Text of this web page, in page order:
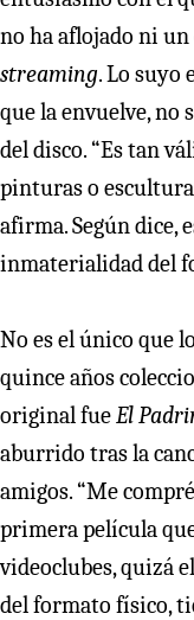
no ha aflojado ni
streaming. Lo suyo
que la envuelve, no
del disco. “Es tan
pinturas o
afirma. Según dice,
inmaterialidad del
No es el único que
quince años
original fueEl
aburrido tras la
amigos. “Me
primera película
videoclubes, quizá
del formato físico,